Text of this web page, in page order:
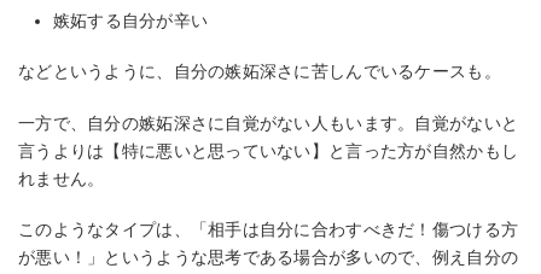
嫉妬する自分が辛い
などというように、自分の嫉妬深さに苦しんでいるケースも。
一方で、自分の嫉妬深さに自覚がない人もいます。自覚がないと
言うよりは【特に悪いと思っていない】と言った方が自然かもし
れません。
このようなタイプは、「相手は自分に合わすべきだ！傷つける方
が悪い！」というような思考である場合が多いので、例え自分の